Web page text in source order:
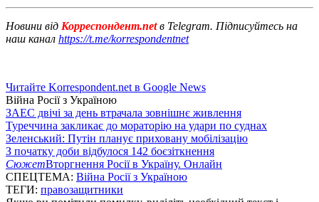
Новини від Корреспондент.netв Telegram. Підписуйтесь на
наш канал https://t.me/korrespondentnet
Читайте Korrespondent.net в Google News
Війна Росії з Україною
ЗАЕС двічі за день втрачала зовнішнє живлення
Туреччина закликає до мораторію на удари по суднах
Зеленський: Путін планує приховану мобілізацію
З початку доби відбулося 142 боєзіткнення
СюжетВторгнення Росії в Україну. Онлайн
СПЕЦТЕМА: Війна Росії з Україною
ТЕГИ: правозащитники